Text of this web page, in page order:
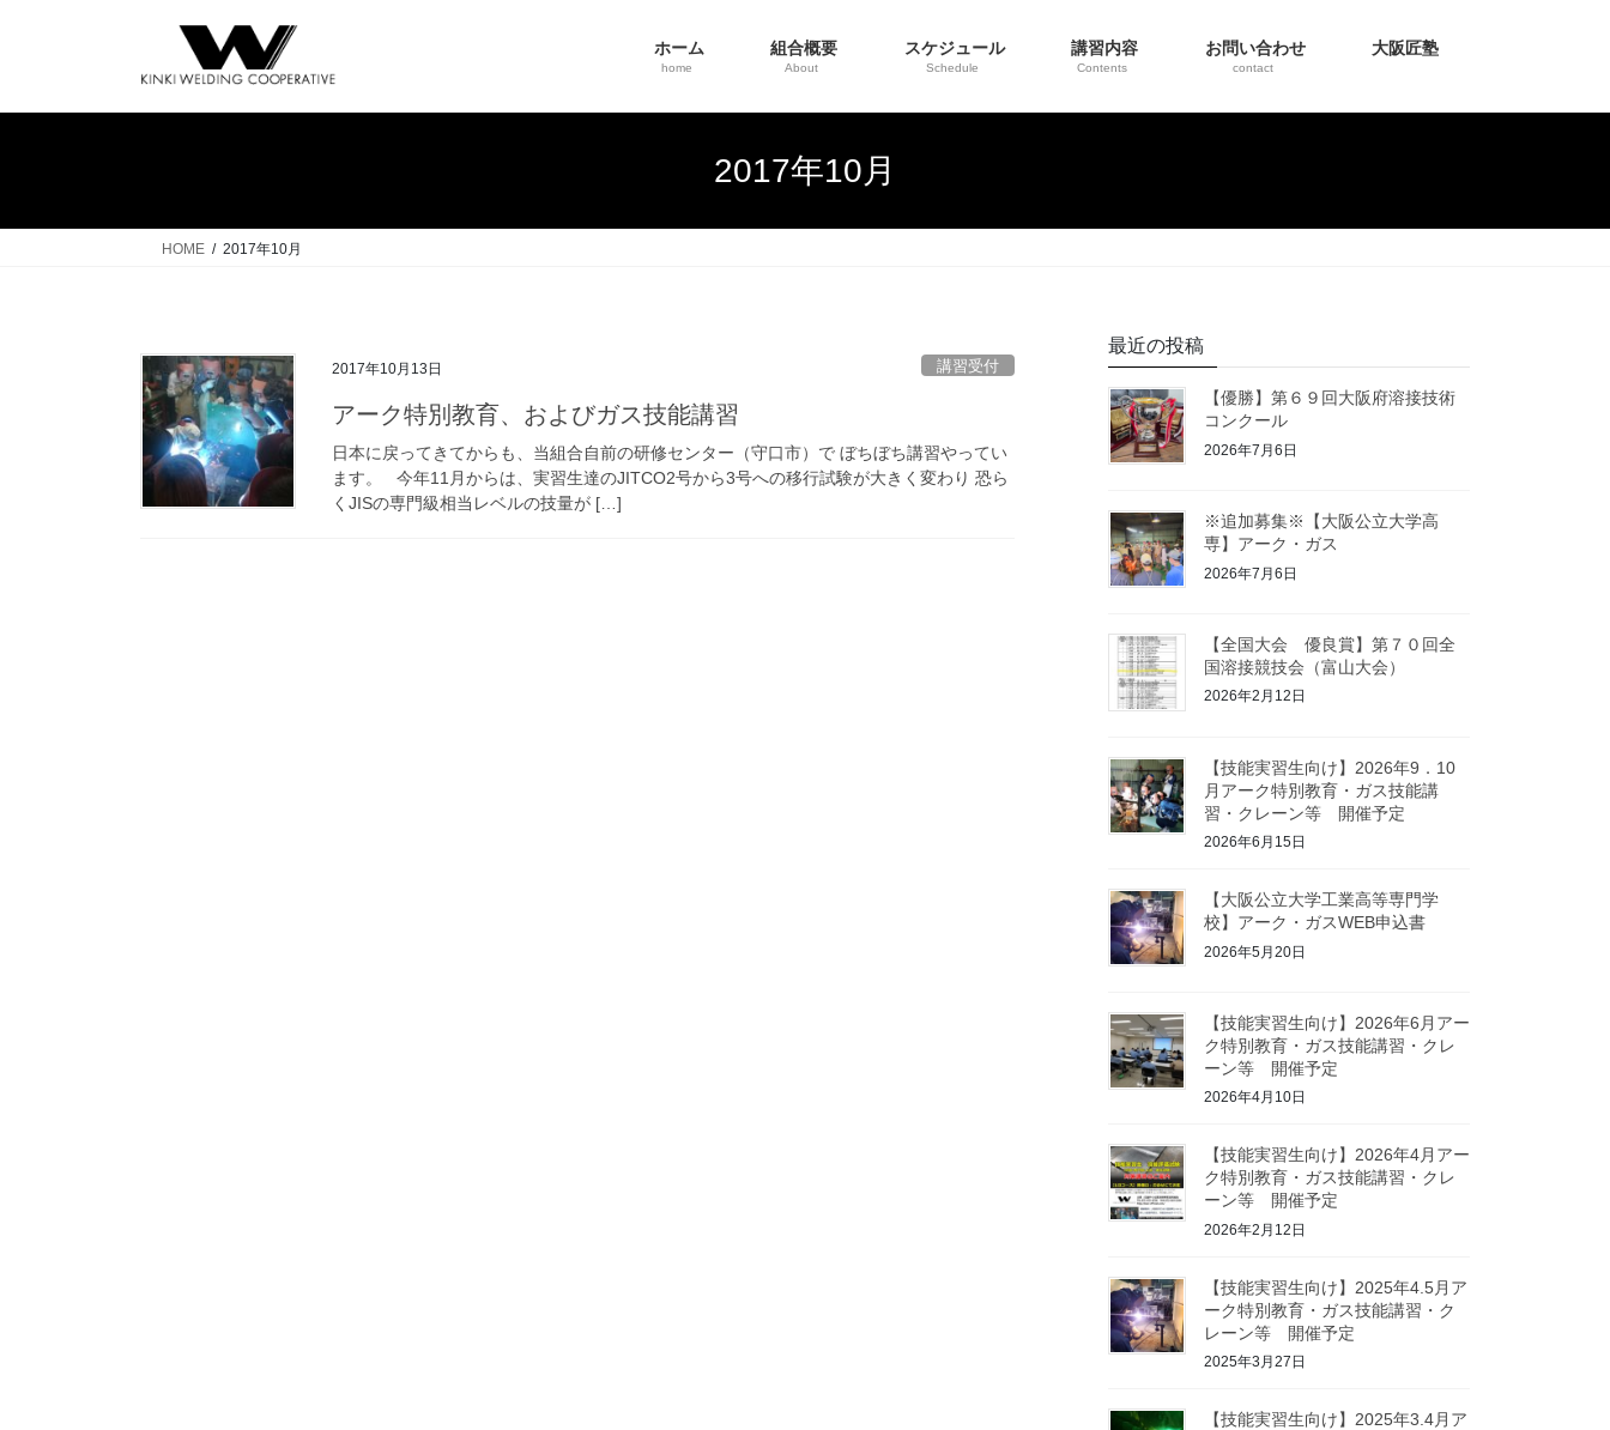
ホーム
home
組合概要
About
スケジュール
Schedule
講習内容
Contents
お問い合わせ
contact
大阪匠塾
2017年10月
HOME 2017年10月
2017年10月13日 講習受付
アーク特別教育、およびガス技能講習
日本に戻ってきてからも、当組合自前の研修センター（守口市）で ぼちぼち講習やってい
ます。 今年11月からは、実習生達のJITCO2号から3号への移行試験が大きく変わり 恐ら
くJISの専門級相当レベルの技量が […]
最近の投稿
【優勝】第６９回大阪府溶接技術
コンクール
2026年7月6日
※追加募集※【大阪公立大学高
専】アーク・ガス
2026年7月6日
【全国大会 優良賞】第７０回全
国溶接競技会（富山大会）
2026年2月12日
【技能実習生向け】2026年9．10
月アーク特別教育・ガス技能講
習・クレーン等 開催予定
2026年6月15日
【大阪公立大学工業高等専門学
校】アーク・ガスWEB申込書
2026年5月20日
【技能実習生向け】2026年6月アー
ク特別教育・ガス技能講習・クレ
ーン等 開催予定
2026年4月10日
【技能実習生向け】2026年4月アー
ク特別教育・ガス技能講習・クレ
ーン等 開催予定
2026年2月12日
【技能実習生向け】2025年4.5月ア
ーク特別教育・ガス技能講習・ク
レーン等 開催予定
2025年3月27日
【技能実習生向け】2025年3.4月ア